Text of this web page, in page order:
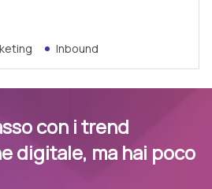
Inbound
con i trend
digitale, ma hai poco